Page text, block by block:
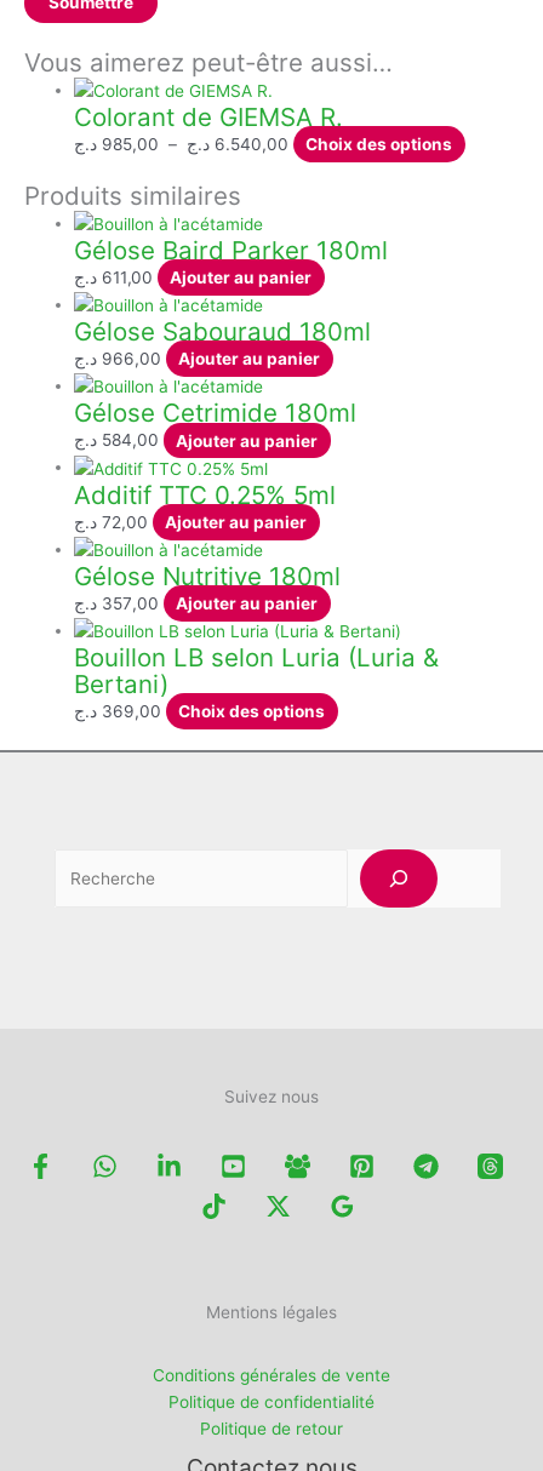
Vous aimerez peut-être aussi…
Colorant de GIEMSA R.
985,00 د.ج – 6.540,00 د.ج
Plage
à
Choix des options Ce
Produits similaires
Gélose Baird Parker 180ml
611,00 د.ج Ajouter au panier
Gélose Sabouraud 180ml
966,00 د.ج Ajouter au panier
Gélose Cetrimide 180ml
584,00 د.ج Ajouter au panier
Additif TTC 0.25% 5ml
72,00 د.ج Ajouter au panier
Gélose Nutritive 180ml
357,00 د.ج Ajouter au panier
Bouillon LB selon Luria (Luria &
Bertani)
369,00 د.ج Choix des options Ce
options
peuvent
Suivez nous
Mentions légales
Conditions générales de vente
Politique de confidentialité
Politique de retour